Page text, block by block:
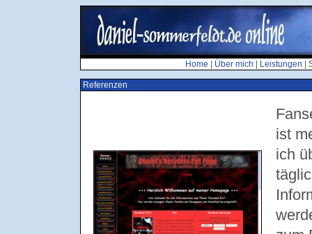
Home Über mich Leistungen
Referenzen
ist
ich